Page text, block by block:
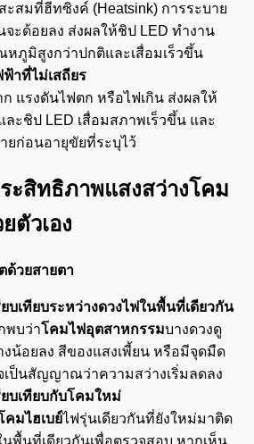
สมที่ฮีทซิงค์ (Heatsink) การระบาย
จะด้อยลง ส่งผลให้ชิป LED ทำงาน
หภูมิสูงกว่าปกติและเสื่อมเร็วขึ้น
าที่ไม่เสถียร
แรงดันไฟตก หรือไฟเกิน ส่งผลให้
ละชิป LED เสื่อมสภาพเร็วขึ้น และ
ยก่อนอายุขัยที่ระบุไว้
ะสิทธิภาพแสงสว่างโคม
ตัวเอง
ด้วยสายตา
ยบเทียบระหว่างดวงไฟในพื้นที่เดียวกัน
พบว่าโคมไฟอุตสาหกรรมบางดวงดู
งน้อยลง สีของแสงเพี้ยน หรือมีจุดมืด
เป็นสัญญาณว่าความสว่างเริ่มลดลง
ยบเทียบกับโคมใหม่
คมไฮเบย์ไฟรุ่นเดียวกันที่ยังใหม่มาติด